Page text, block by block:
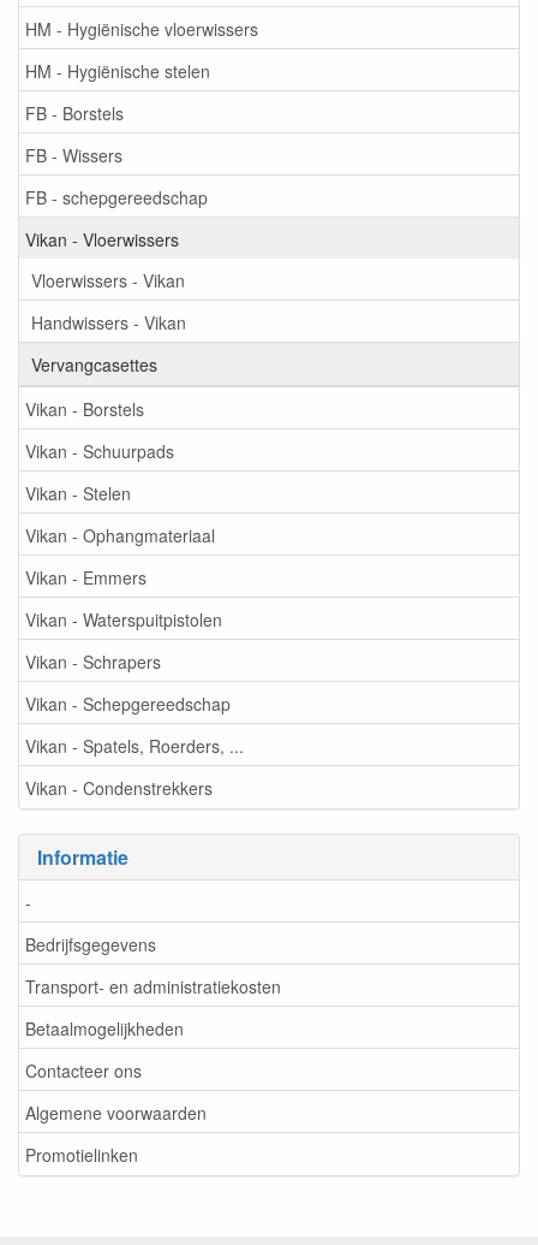
HM - Hygiënische vloerwissers
HM - Hygiënische stelen
FB - Borstels
FB - Wissers
FB - schepgereedschap
Vikan - Vloerwissers
Vloerwissers - Vikan
Handwissers - Vikan
Vervangcasettes
Vikan - Borstels
Vikan - Schuurpads
Vikan - Stelen
Vikan - Ophangmateriaal
Vikan - Emmers
Vikan - Waterspuitpistolen
Vikan - Schrapers
Vikan - Schepgereedschap
Vikan - Spatels, Roerders, ...
Vikan - Condenstrekkers
Informatie
-
Bedrijfsgegevens
Transport- en administratiekosten
Betaalmogelijkheden
Contacteer ons
Algemene voorwaarden
Promotielinken